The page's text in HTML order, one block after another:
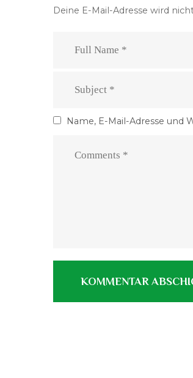
Deine E-Mail-Adresse wird
Name, E-Mail-Adresse und